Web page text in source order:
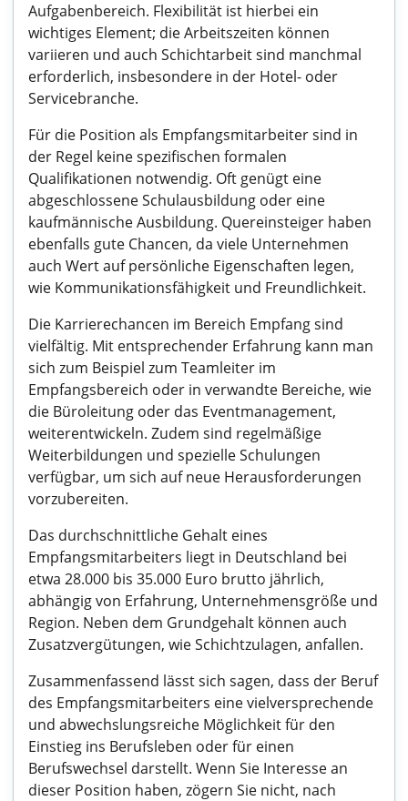
Aufgabenbereich. Flexibilität ist hierbei ein
wichtiges Element; die Arbeitszeiten können
variieren und auch Schichtarbeit sind manchmal
erforderlich, insbesondere in der Hotel- oder
Servicebranche.
Für die Position als Empfangsmitarbeiter sind in
der Regel keine spezifischen formalen
Qualifikationen notwendig. Oft genügt eine
abgeschlossene Schulausbildung oder eine
kaufmännische Ausbildung. Quereinsteiger haben
ebenfalls gute Chancen, da viele Unternehmen
auch Wert auf persönliche Eigenschaften legen,
wie Kommunikationsfähigkeit und Freundlichkeit.
Die Karrierechancen im Bereich Empfang sind
vielfältig. Mit entsprechender Erfahrung kann man
sich zum Beispiel zum Teamleiter im
Empfangsbereich oder in verwandte Bereiche, wie
die Büroleitung oder das Eventmanagement,
weiterentwickeln. Zudem sind regelmäßige
Weiterbildungen und spezielle Schulungen
verfügbar, um sich auf neue Herausforderungen
vorzubereiten.
Das durchschnittliche Gehalt eines
Empfangsmitarbeiters liegt in Deutschland bei
etwa 28.000 bis 35.000 Euro brutto jährlich,
abhängig von Erfahrung, Unternehmensgröße und
Region. Neben dem Grundgehalt können auch
Zusatzvergütungen, wie Schichtzulagen, anfallen.
Zusammenfassend lässt sich sagen, dass der Beruf
des Empfangsmitarbeiters eine vielversprechende
und abwechslungsreiche Möglichkeit für den
Einstieg ins Berufsleben oder für einen
Berufswechsel darstellt. Wenn Sie Interesse an
dieser Position haben, zögern Sie nicht, nach